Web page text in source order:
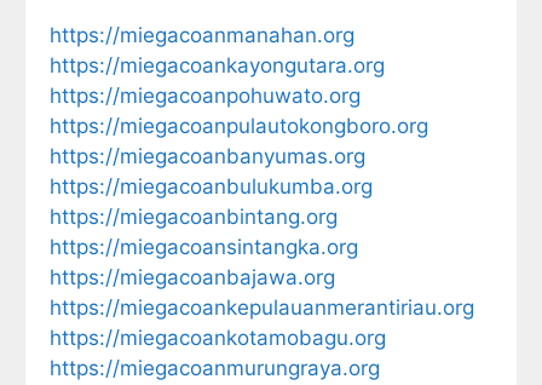
https://miegacoanmanahan.org
https://miegacoankayongutara.org
https://miegacoanpohuwato.org
https://miegacoanpulautokongboro.org
https://miegacoanbanyumas.org
https://miegacoanbulukumba.org
https://miegacoanbintang.org
https://miegacoansintangka.org
https://miegacoanbajawa.org
https://miegacoankepulauanmerantiriau.org
https://miegacoankotamobagu.org
https://miegacoanmurungraya.org